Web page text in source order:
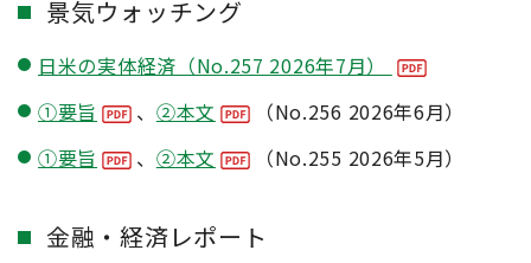
景気ウォッチング
日米の実体経済（No.257 2026年7月）
①要旨
、 ②本文
（No.256 2026年6月）
①要旨
、 ②本文 （No.255 2026年5月）
金融・経済レポート